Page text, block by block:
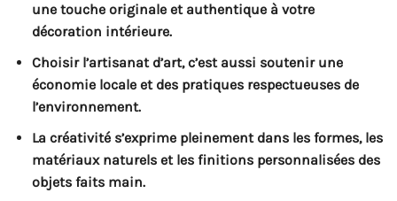
une touche originale et authentique à votre
décoration intérieure.
Choisir l’artisanat d’art, c’est aussi soutenir une
économie locale et des pratiques respectueuses de
l’environnement.
La créativité s’exprime pleinement dans les formes, les
matériaux naturels et les finitions personnalisées des
objets faits main.